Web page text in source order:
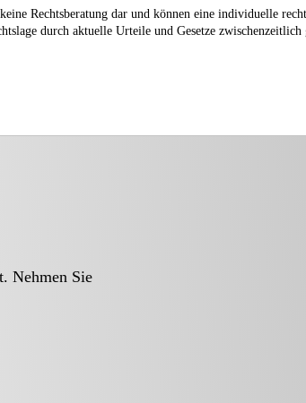
Rechtsberatung dar und können eine individuelle
durch aktuelle Urteile und Gesetze zwischenzeitlich
Nehmen Sie